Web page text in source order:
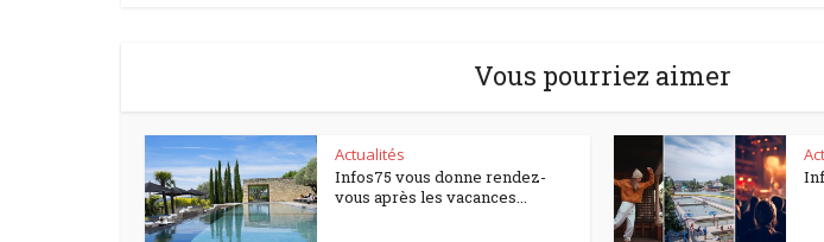
Vous pourriez aimer
Actualités
Infos75 vous donne rendez-
vous après les vacances...